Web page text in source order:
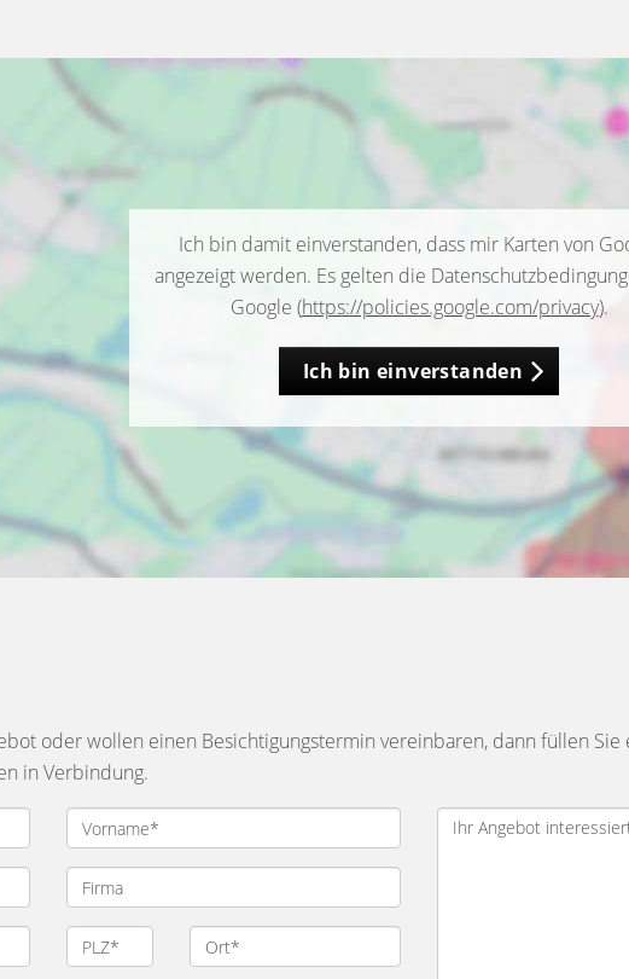
Ich bin damit einverstanden, dass mir Karten von
angezeigt werden. Es gelten die
Google (https://policies.google.com/privacy).
Ich bin einverstanden
oder wollen einen Besichtigungstermin vereinbaren, dann füllen
in Verbindung.